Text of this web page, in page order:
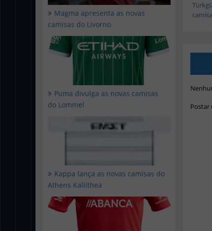
Magma apresenta as novas
camisas do Livorno
Puma divulga as novas camisas
do Lommel
Kappa lança as novas camisas do
Athens Kallithea
Postar